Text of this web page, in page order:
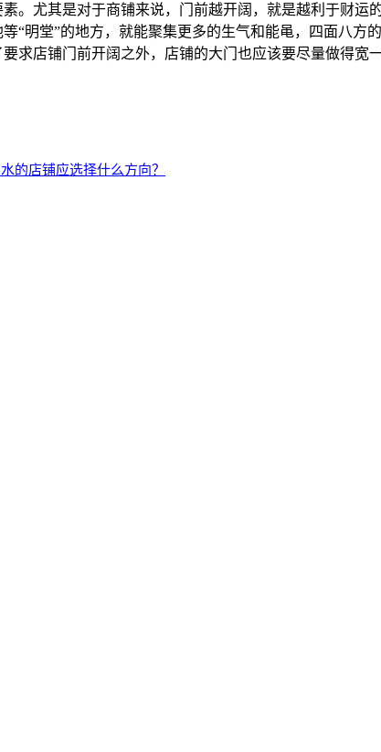
。尤其是对于商铺来说，门前越开阔，就是越利于财运
“明堂”的地方，就能聚集更多的生气和能黾，四面八
求店铺门前开阔之外，店铺的大门也应该要尽量做得宽
的店铺应选择什么方向？